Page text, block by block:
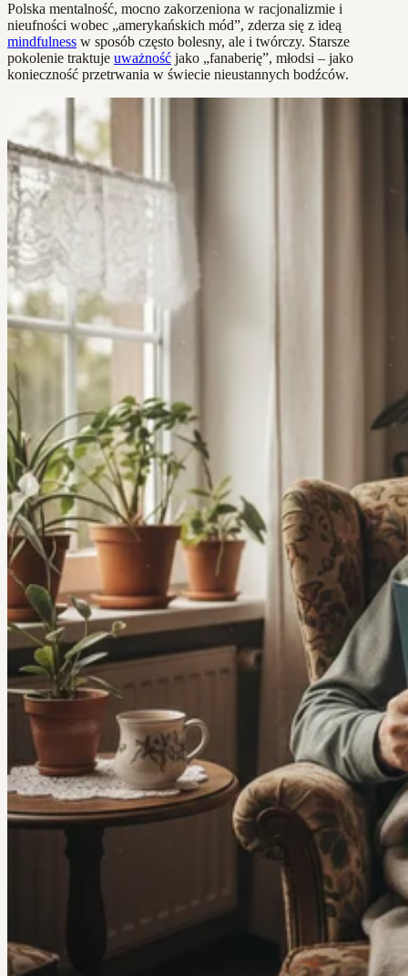
Polska mentalność, mocno zakorzeniona w racjonalizmie i
nieufności wobec „amerykańskich mód”, zderza się z ideą
mindfulness w sposób często bolesny, ale i twórczy. Starsze
pokolenie traktuje uważność jako „fanaberię”, młodsi – jako
konieczność przetrwania w świecie nieustannych bodźców.